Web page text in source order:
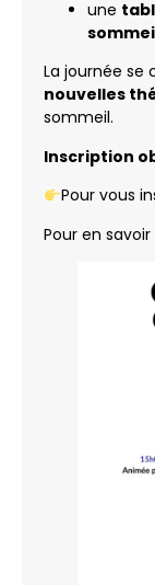
une
La journée se
nouvelles
sommeil.
Inscription
Pour vous
Pour en